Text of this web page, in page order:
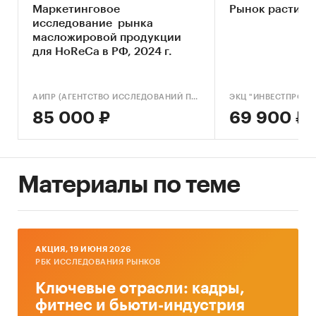
Весь мир
Россия
Маркетинговое
исследование рынка
масложировой продукции
для HoReCa в РФ, 2024 г.
АИПР (АГЕНТСТВО ИССЛЕДОВАНИЙ ПРОМЫШЛЕННЫХ И ПОТРЕБИТЕЛЬСКИХ РЫНКОВ)
85 000 ₽
Рынок
ЭКЦ
69 900 ₽
Материалы по теме
AКЦИЯ, 19 ИЮНЯ 2026
РБК ИССЛЕДОВАНИЯ РЫНКОВ
Ключевые отрасли: кадры,
фитнес и бьюти-индустрия